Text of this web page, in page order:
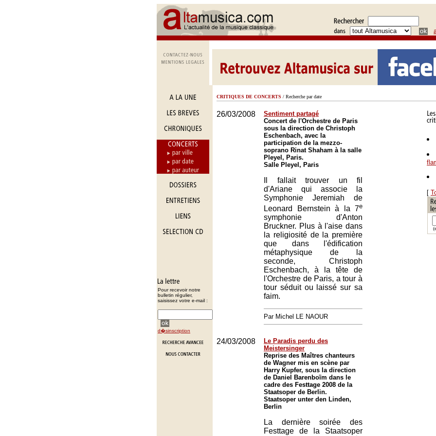
Pour recevoir notre
bulletin régulier,
saisissez votre e-mail :
d�sinscription
CRITIQUES DE CONCERTS / Recherche par date
26/03/2008
Sentiment partagé
Concert de l'Orchestre de Paris
sous la direction de Christoph
Eschenbach, avec la
participation de la mezzo-
soprano Rinat Shaham à la salle
Pleyel, Paris.
Salle Pleyel, Paris
Il fallait trouver un fil
d'Ariane qui associe la
Symphonie Jeremiah de
Leonard Bernstein à la 7e
symphonie d'Anton
Bruckner. Plus à l'aise dans
la religiosité de la première
que dans l'édification
métaphysique de la
seconde, Christoph
Eschenbach, à la tête de
l'Orchestre de Paris, a tour à
tour séduit ou laissé sur sa
faim.
Par Michel LE NAOUR
24/03/2008
Le Paradis perdu des
Meistersinger
Reprise des Maîtres chanteurs
de Wagner mis en scène par
Harry Kupfer, sous la direction
de Daniel Barenboïm dans le
cadre des Festtage 2008 de la
Staatsoper de Berlin.
Staatsoper unter den Linden,
Berlin
La dernière soirée des
Festtage de la Staatsoper
[